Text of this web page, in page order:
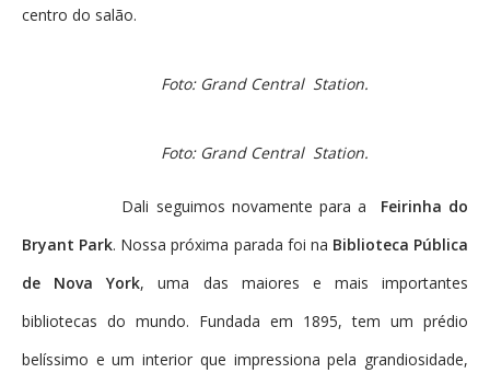
centro do salão.
Foto: Grand Central Station.
Foto: Grand Central Station.
Dali seguimos novamente para a Feirinha do
Bryant Park. Nossa próxima parada foi na Biblioteca Pública
de Nova York, uma das maiores e mais importantes
bibliotecas do mundo. Fundada em 1895, tem um prédio
belíssimo e um interior que impressiona pela grandiosidade,